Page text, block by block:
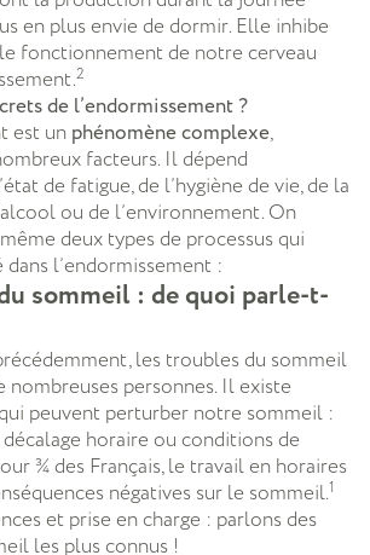
en plus envie de dormir. Elle inhibe
fonctionnement de notre cerveau
2
de l’endormissement ?
est un phénomène complexe,
facteurs. Il dépend
de fatigue, de l’hygiène de vie, de la
ou de l’environnement. On
deux types de processus qui
l’endormissement :
sommeil : de quoi parle-t-
les troubles du sommeil
personnes. Il existe
peuvent perturber notre sommeil :
décalage horaire ou conditions de
¾ des Français, le travail en horaires
négatives sur le sommeil.1
et prise en charge : parlons des
les plus connus !